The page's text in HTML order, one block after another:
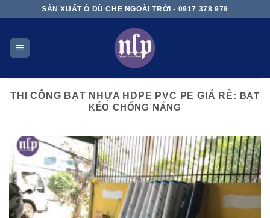
content
SẢN XUẤT Ô DÙ CHE NGOÀI TRỜI - 0917 378 979
THI CÔNG BẠT NHỰA HDPE PVC PE GIÁ RẺ: BẠT
KÉO CHỐNG NẮNG